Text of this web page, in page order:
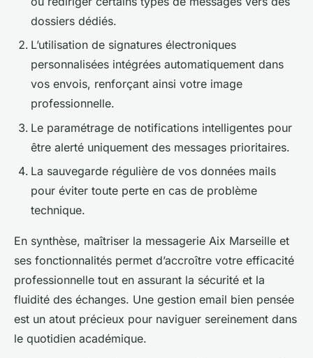
dossiers dédiés.
L’utilisation de signatures électroniques
personnalisées intégrées automatiquement dans
vos envois, renforçant ainsi votre image
professionnelle.
Le paramétrage de notifications intelligentes pour
être alerté uniquement des messages prioritaires.
La sauvegarde régulière de vos données mails
pour éviter toute perte en cas de problème
technique.
En synthèse, maîtriser la messagerie Aix Marseille et
ses fonctionnalités permet d’accroître votre efficacité
professionnelle tout en assurant la sécurité et la
fluidité des échanges. Une gestion email bien pensée
est un atout précieux pour naviguer sereinement dans
le quotidien académique.